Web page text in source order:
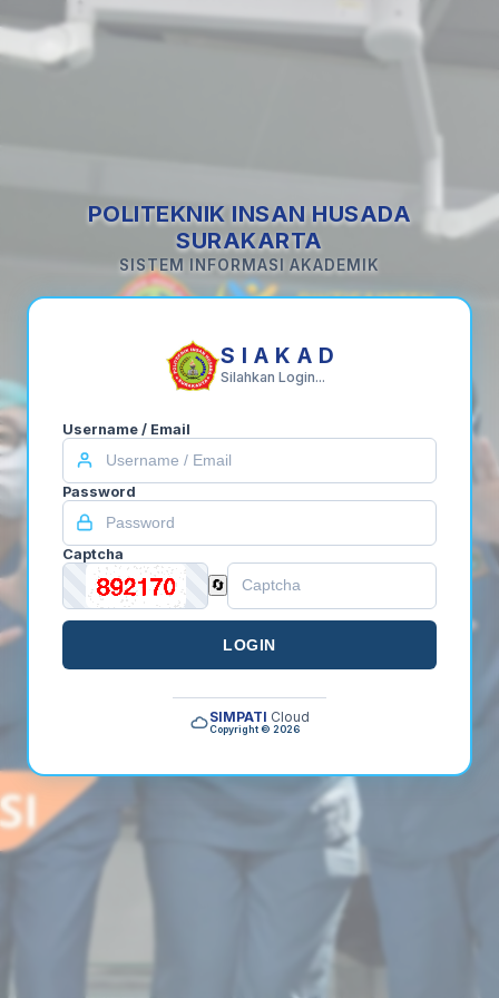
POLITEKNIK INSAN HUSADA
SURAKARTA
SISTEM INFORMASI AKADEMIK
S I A K A D
Silahkan Login...
Username / Email
Password
Captcha
🔄
LOGIN
SIMPATI Cloud
Copyright © 2026